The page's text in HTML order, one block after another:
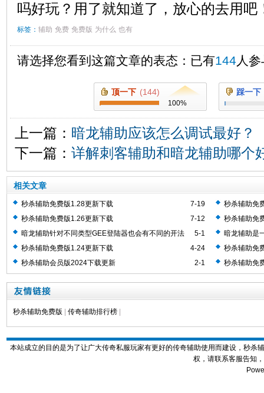
吗好玩？用了就知道了，放心的去用吧
标签： 辅助 免费 免费版 为什么 也有
请选择您看到这篇文章的表态：已有144 人
顶一下 (144)
100%
踩一下
上一篇： 暗龙辅助应该怎么调试最好？
下一篇： 详解刺客辅助和暗龙辅助哪个
相关文章
7-19
秒杀辅助免费版1.28更新下载
秒杀辅助免
7-12
秒杀辅助免费版1.26更新下载
秒杀辅助免
5-1
暗龙辅助针对不同类型GEE登陆器也会有不同的开法
暗龙辅助是
助工具
4-24
秒杀辅助免费版1.24更新下载
秒杀辅助免
2-1
秒杀辅助会员版2024下载更新 秒杀辅助免
秒杀辅助免费版 传奇辅助排行榜
本站成立的目的是为了让广大传奇私服玩家有更好的传奇辅助使用而建设，秒
权，请联系客服告知